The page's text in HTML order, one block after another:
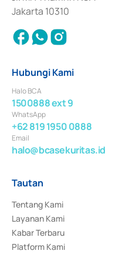
Jakarta 10310
Hubungi Kami
Halo BCA
1500888 ext 9
WhatsApp
+62 819 1950 0888
Email
halo@bcasekuritas.id
Tautan
Tentang Kami
Layanan Kami
Kabar Terbaru
Platform Kami